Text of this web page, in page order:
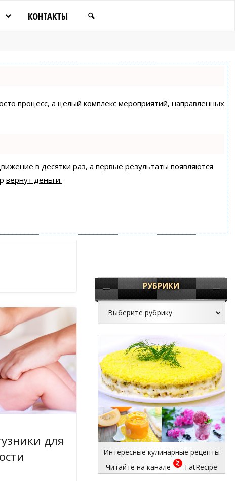
КОНТАКТЫ
процесс, а целый комплекс мероприятий, направленных
в десятки раз, а первые результаты появляются
вернут деньги.
для
РУБРИКИ
Интересные кулинарные рецепты
Читайте на канале
FatRecipe